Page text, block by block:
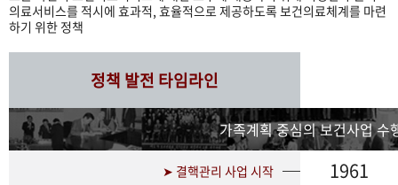
의료서비스를 적시에 효과적, 효율적으로 제공하도록 보건의료체계를 마련
하기 위한 정책
정책 발전 타임라인
가족계획 중심의 보건사업 수
➤ 결핵관리 사업 시작 1961